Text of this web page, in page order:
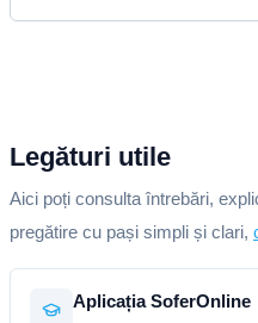
Legături utile
Aici poți consulta întrebări,
pregătire cu pași simpli și clari,
Aplicația SoferOnline